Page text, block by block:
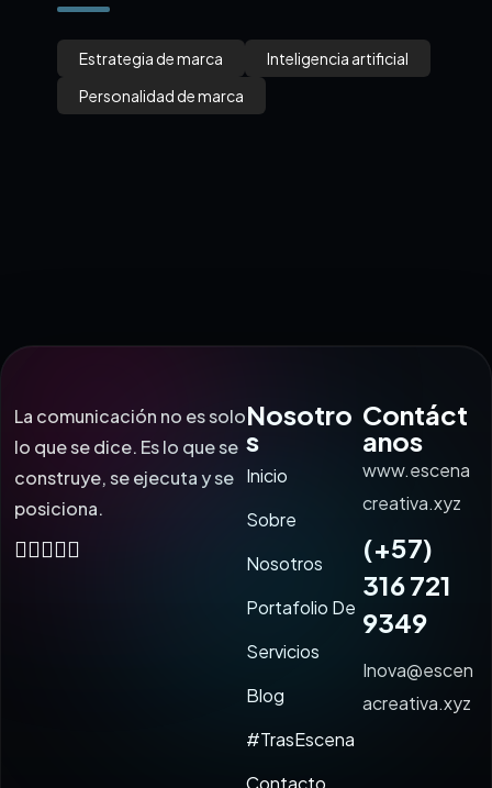
Estrategia de marca
Inteligencia artificial
Personalidad de marca
La comunicación no es solo
lo que se dice. Es lo que se
construye, se ejecuta y se
posiciona.
Nosotro
s
Inicio
Sobre
Nosotros
Portafolio De
Servicios
Blog
#TrasEscena
Contacto
Contáct
anos
www.escena
creativa.xyz
(+57)
316 721
9349
Inova@escen
acreativa.xyz